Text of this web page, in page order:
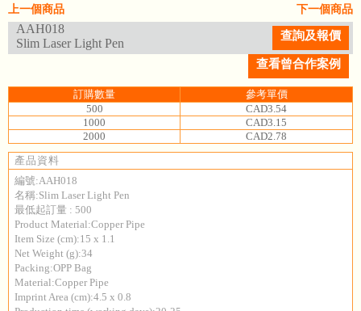
下一個商品
上一個商品
AAH018
Slim Laser Light Pen
查詢及報價
查看曾合作案例
訂購數量
參考單價
500
CAD3.54
1000
CAD3.15
2000
CAD2.78
產品資料
編號:AAH018
名稱:Slim Laser Light Pen
最低起訂量 : 500
Product Material:Copper Pipe
Item Size (cm):15 x 1.1
Net Weight (g):34
Packing:OPP Bag
Material:Copper Pipe
Imprint Area (cm):4.5 x 0.8